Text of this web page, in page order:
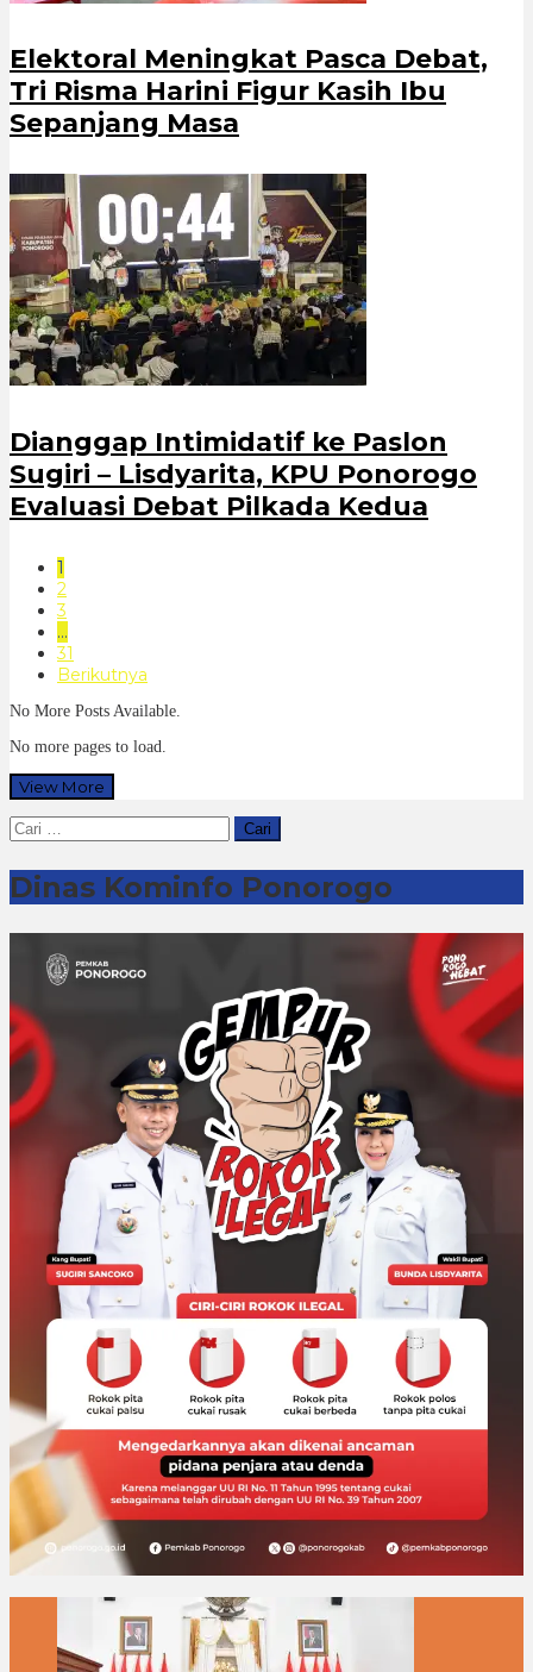
Elektoral Meningkat Pasca Debat,
Tri Risma Harini Figur Kasih Ibu
Sepanjang Masa
Dianggap Intimidatif ke Paslon
Sugiri – Lisdyarita, KPU Ponorogo
Evaluasi Debat Pilkada Kedua
1
2
3
…
31
Berikutnya
No More Posts Available.
No more pages to load.
View More
Cari
untuk:
Dinas Kominfo Ponorogo